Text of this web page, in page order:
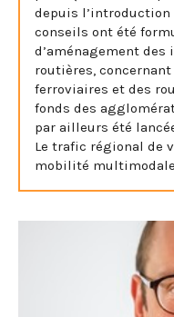
depuis l’introduction
conseils ont été
d’aménagement
routières,
ferroviaires et des
fonds des
par ailleurs été
Le trafic régional de
mobilité